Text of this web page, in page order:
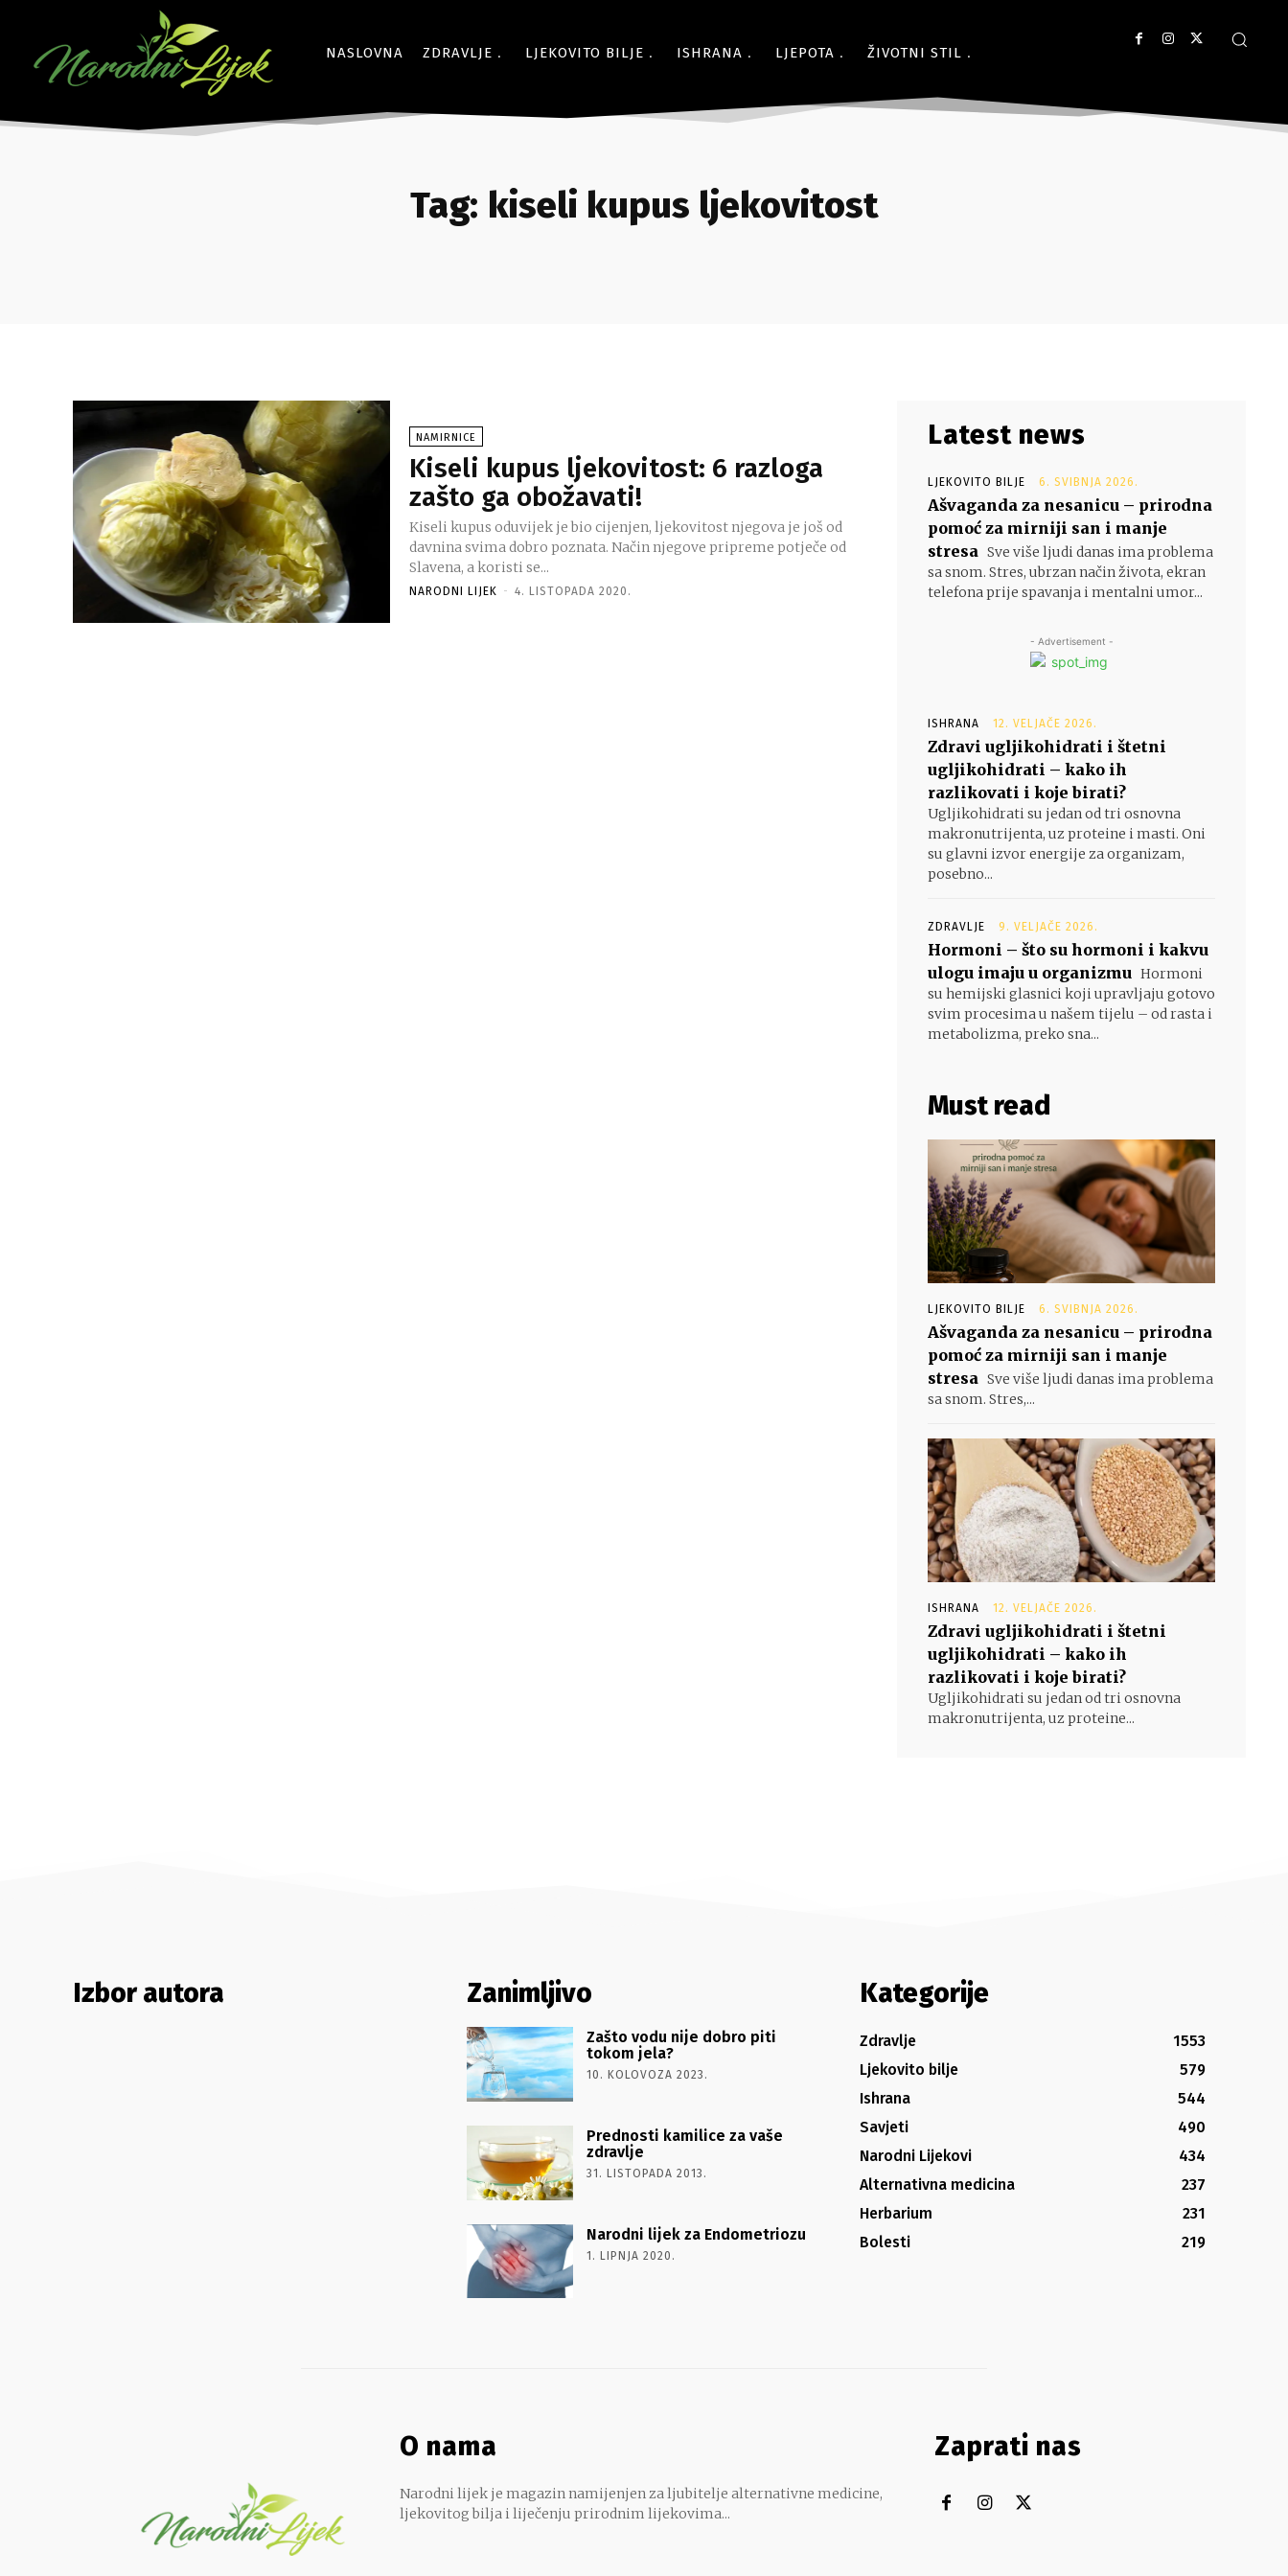
NASLOVNA ZDRAVLJE LJEKOVITO BILJE ISHRANA LJEPOTA ŽIVOTNI STIL
Tag: kiseli kupus ljekovitost
NAMIRNICE
Kiseli kupus ljekovitost: 6 razloga
zašto ga obožavati!
Kiseli kupus oduvijek je bio cijenjen, ljekovitost njegova je još od
davnina svima dobro poznata. Način njegove pripreme potječe od
Slavena, a koristi se...
NARODNI LIJEK - 4. LISTOPADA 2020.
Latest news
LJEKOVITO BILJE 6. SVIBNJA 2026.
Ašvaganda za nesanicu – prirodna
pomoć za mirniji san i manje
stresa Sve više ljudi danas ima problema
sa snom. Stres, ubrzan način života, ekran
telefona prije spavanja i mentalni umor...
- Advertisement -
ISHRANA 12. VELJAČE 2026.
Zdravi ugljikohidrati i štetni
ugljikohidrati – kako ih
razlikovati i koje birati?
Ugljikohidrati su jedan od tri osnovna
makronutrijenta, uz proteine i masti. Oni
su glavni izvor energije za organizam,
posebno...
ZDRAVLJE 9. VELJAČE 2026.
Hormoni – što su hormoni i kakvu
ulogu imaju u organizmu Hormoni
su hemijski glasnici koji upravljaju gotovo
svim procesima u našem tijelu – od rasta i
metabolizma, preko sna...
Must read
LJEKOVITO BILJE 6. SVIBNJA 2026.
Ašvaganda za nesanicu – prirodna
pomoć za mirniji san i manje
stresa Sve više ljudi danas ima problema
sa snom. Stres,...
ISHRANA 12. VELJAČE 2026.
Zdravi ugljikohidrati i štetni
ugljikohidrati – kako ih
razlikovati i koje birati?
Ugljikohidrati su jedan od tri osnovna
makronutrijenta, uz proteine...
Izbor autora Zanimljivo
Zašto vodu nije dobro piti
tokom jela?
10. KOLOVOZA 2023.
Prednosti kamilice za vaše
zdravlje
31. LISTOPADA 2013.
Narodni lijek za Endometriozu
1. LIPNJA 2020.
Kategorije
Zdravlje
1553
Ljekovito bilje
579
Ishrana
544
Savjeti
490
Narodni Lijekovi
434
Alternativna medicina
237
Herbarium
231
Bolesti
219
O nama
Narodni lijek je magazin namijenjen za ljubitelje alternativne medicine,
ljekovitog bilja i liječenju prirodnim lijekovima...
Zaprati nas